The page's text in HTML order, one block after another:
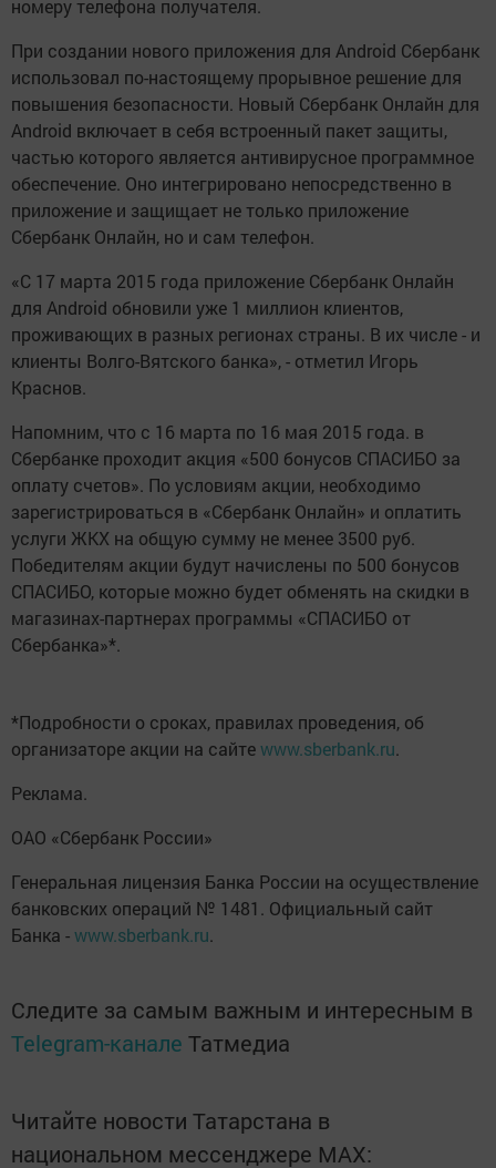
номеру телефона получателя.
При создании нового приложения для Android Сбербанк
использовал по-настоящему прорывное решение для
повышения безопасности. Новый Сбербанк Онлайн для
Android включает в себя встроенный пакет защиты,
частью которого является антивирусное программное
обеспечение. Оно интегрировано непосредственно в
приложение и защищает не только приложение
Сбербанк Онлайн, но и сам телефон.
«С 17 марта 2015 года приложение Сбербанк Онлайн
для Android обновили уже 1 миллион клиентов,
проживающих в разных регионах страны. В их числе - и
клиенты Волго-Вятского банка», - отметил Игорь
Краснов.
Напомним, что с 16 марта по 16 мая 2015 года. в
Сбербанке проходит акция «500 бонусов СПАСИБО за
оплату счетов». По условиям акции, необходимо
зарегистрироваться в «Сбербанк Онлайн» и оплатить
услуги ЖКХ на общую сумму не менее 3500 руб.
Победителям акции будут начислены по 500 бонусов
СПАСИБО, которые можно будет обменять на скидки в
магазинах-партнерах программы «СПАСИБО от
Сбербанка»*.
*Подробности о сроках, правилах проведения, об
организаторе акции на сайтеwww.sberbank.ru.
Реклама.
ОАО «Сбербанк России»
Генеральная лицензия Банка России на осуществление
банковских операций № 1481. Официальный сайт
Банка -www.sberbank.ru.
Следите за самым важным и интересным в
Telegram-канале Татмедиа
Читайте новости Татарстана в
национальном мессенджере MАХ: